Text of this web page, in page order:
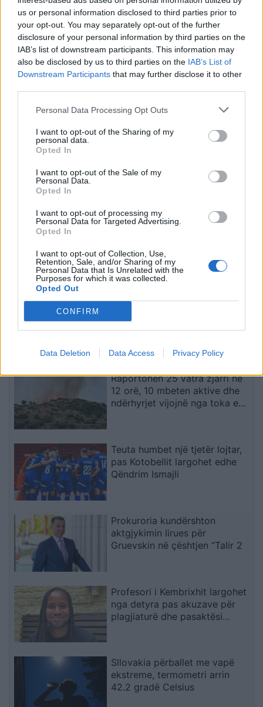
us or personal information disclosed to third parties prior to
your opt-out. You may separately opt-out of the further
disclosure of your personal information by third parties on the
IAB’s list of downstream participants. This information may
also be disclosed by us to third parties on the IAB’s List of
Downstream Participants that may further disclose it to other
Personal Data Processing Opt Outs
I want to opt-out of the Sharing of my
personal data.
Opted In
I want to opt-out of the Sale of my
Personal Data.
Opted In
I want to opt-out of processing my
Personal Data for Targeted Advertising.
Opted In
I want to opt-out of Collection, Use,
Retention, Sale, and/or Sharing of my
Personal Data that Is Unrelated with the
Purposes for which it was collected.
Opted Out
CONFIRM
Data Deletion Data Access Privacy Policy
Qytetarët mblidhen në
sheshin “Skënderbej” në
ditën e 68-të të protestës
kundër Ramës, kërkojnë
largimin e tij
Pacolli për Aeroportin e
Vlorës: Dështimi i parë i
Mabetex, çështjen do ta
çojmë në arbitrazh dhe
drejtësi
Trump favorizon JD
Vance si pasues të
mundshëm për zgjedhjet
presidenciale të vitit
2028, sipas “The
Washington Post
jeta e familjes së tij pas
daljes nga Big Brother
të fundit
Fiorit, publikohen formacionet
zyrtare
Dermatologët tregojnë cili
produkt mbron më mirë
Raportohen 25 vatra zjarri në
12 orë, 10 mbeten aktive dhe
ndërhyrjet vijojnë nga toka e
Teuta humbet një tjetër lojtar,
pas Kotobellit largohet edhe
Qëndrim Ismajli
Prokuroria kundërshton
aktgjykimin lirues për
Gruevskin në çështjen “Talir 2
Profesori i Kembrixhit largohet
nga detyra pas akuzave për
plagjiaturë dhe pasaktësi
Sllovakia përballet me vapë
ekstreme, termometri arrin
42.2 gradë Celsius